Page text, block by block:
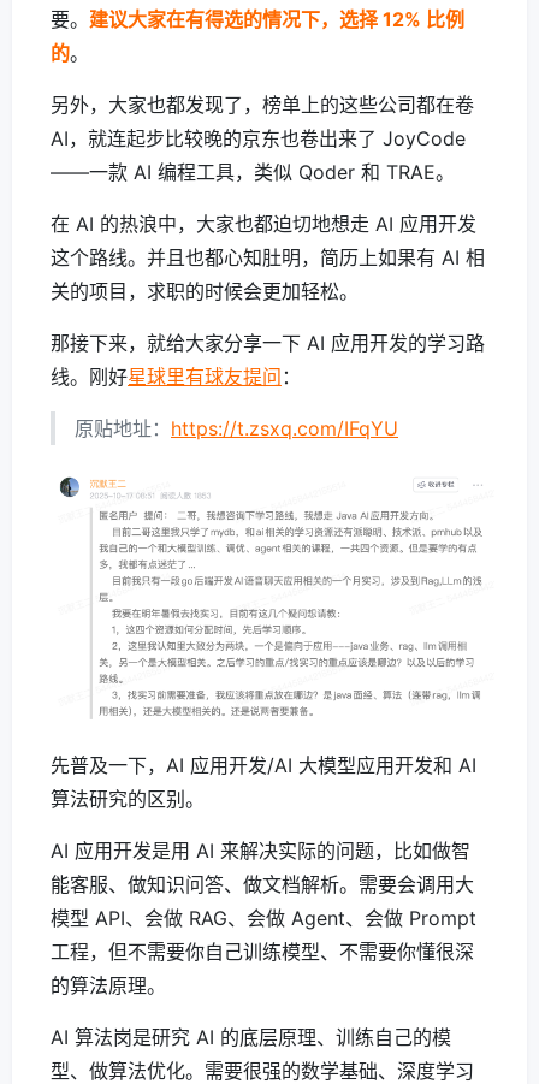
要。 建议大家在有得选的情况下，选择 12% 比例
的。
另外，大家也都发现了，榜单上的这些公司都在卷
AI，就连起步比较晚的京东也卷出来了 JoyCode
——一款 AI 编程工具，类似 Qoder 和 TRAE。
在 AI 的热浪中，大家也都迫切地想走 AI 应用开发
这个路线。并且也都心知肚明，简历上如果有 AI 相
关的项目，求职的时候会更加轻松。
那接下来，就给大家分享一下 AI 应用开发的学习路
线。刚好星球里有球友提问 ：
原贴地址： https://t.zsxq.com/IFqYU
先普及一下，AI 应用开发/AI 大模型应用开发和 AI
算法研究的区别。
AI 应用开发是用 AI 来解决实际的问题，比如做智
能客服、做知识问答、做文档解析。需要会调用大
模型 API、会做 RAG、会做 Agent、会做 Prompt
工程，但不需要你自己训练模型、不需要你懂很深
的算法原理。
AI 算法岗是研究 AI 的底层原理、训练自己的模
型、做算法优化。需要很强的数学基础、深度学习